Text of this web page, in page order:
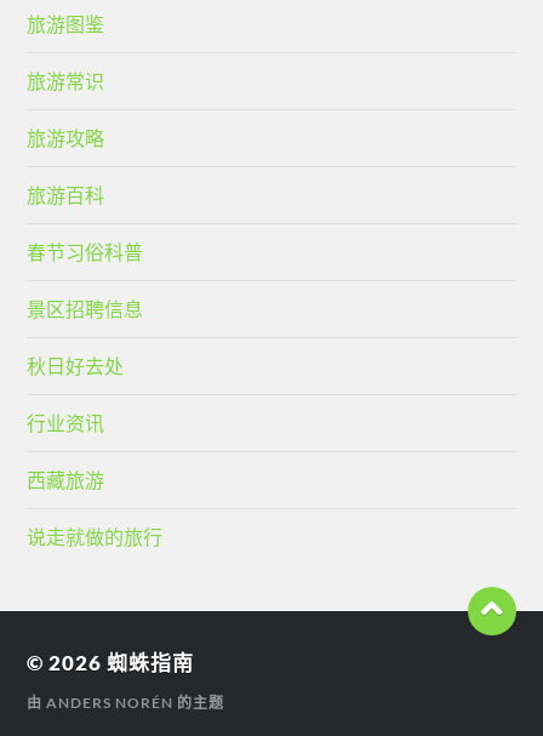
旅游图鉴
旅游常识
旅游攻略
旅游百科
春节习俗科普
景区招聘信息
秋日好去处
行业资讯
西藏旅游
说走就做的旅行
© 2026蜘蛛指南
由ANDERS NORÉN 的主题